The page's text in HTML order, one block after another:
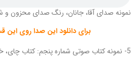
نمونه صدای آقا، جانان، رنگ صدای محزون و
برای دانلود این صدا روی
5- نمونه کتاب صوتی شماره پنجم: کتاب چای، خاتون